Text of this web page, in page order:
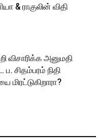
& ராகுலின் விதி
விசாரிக்க அனுமதி
சிதம்பரம் நிதி